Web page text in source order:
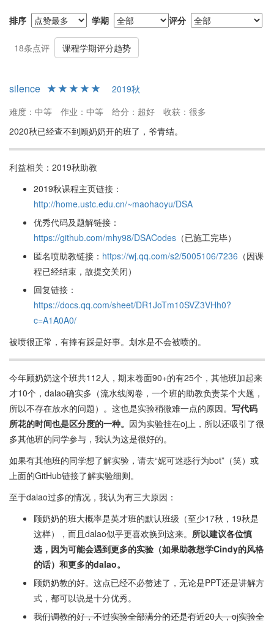
考试难度适中，以算法原理和概念性知识为主，适量背诵结合理解
即可。期末卷面较高分数在班级中较多，卷面90+的不在少数，班内
大佬较多是主要原因。
班级。许多学生称赞顾老师的给分是其大学最好的课程之一。不
过，班内高手云集意味着并不能保证每位同学都能取得极高的分
数。
学生评价
总体来看，顾为兵教授的《数据结构及其算法》课程深受学生喜
爱。她教学水平高，PPT制作精良，上课生动有趣；作业量适中但
实验较为困难，需要学生付出更多努力；考试难度适中，给分非常
友好，班级优秀率较高。对于希望在数据结构与算法方面打好基础
并愿意投入时间的同学来说，这门课是一个极佳的选择。
总结
顾为兵教授的《数据结构及其算法》课程以其高质量的教学、精美
的PPT、挑战性的实验和友好的评分政策赢得了同学们的高度好
评。尽管实验难度较大，要求较高，但通过这门课程，同学们可以
获得扎实的编程和算法基础。希望选课的同学们能够充分评估自己
的时间和精力，根据自己的情况做出选择。
排序 学期 评分
18条点评 课程学期评分趋势
silence
2019秋
难度：中等
作业：中等 给分：超好
收获：很多
2020秋已经查不到顾奶奶开的班了，爷青结。
利益相关：2019秋助教
2019秋课程主页链接：
http://home.ustc.edu.cn/~maohaoyu/DSA
优秀代码及题解链接：
https://github.com/mhy98/DSACodes （已施工完毕）
匿名喷助教链接： https://wj.qq.com/s2/5005106/7236 （因课
程已经结束，故提交关闭）
回复链接：
https://docs.qq.com/sheet/DR1JoTm10SVZ3VHh0?
c=A1A0A0/
被喷很正常，有捧有踩是好事。划水是不会被喷的。
今年顾奶奶这个班共112人，期末卷面90+的有25个，其他班加起来
才10个，dalao确实多（流水线阅卷，一个班的助教负责某个大题，
所以不存在放水的问题）。这也是实验稍微难一点的原因。 写代码
所花的时间也是区分度的一种。 因为实验挂在oj上，所以还吸引了很
多其他班的同学参与，我认为这是很好的。
如果有其他班的同学想了解实验，请去“妮可迷惑行为bot”（笑）或
上面的GitHub链接了解实验细则。
至于dalao过多的情况，我认为有三大原因：
顾奶奶的班大概率是英才班的默认班级（至少17秋，19秋是
这样），而且dalao似乎更喜欢换到这来。 所以建议各位慎
选，因为可能会遇到更多的实验（如果助教想学Cindy的风格
的话）和更多的dalao。
顾奶奶教的好。这点已经不必赘述了，无论是PPT还是讲解方
式，都可以说是十分优秀。
我们调教的好，不过实验全部满分的还是有近20人，oj实验全